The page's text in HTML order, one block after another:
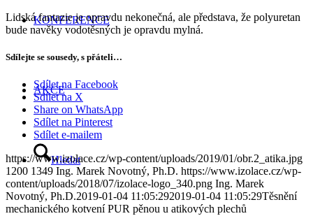
KONFERENCE
AKCE
Hledat
Lidská fantazie je opravdu nekonečná, ale představa, že polyuretan
bude navěky vodotěsných je opravdu mylná.
Sdílejte se sousedy, s přáteli…
Sdílet na Facebook
Sdílet na X
Share on WhatsApp
Sdílet na Pinterest
Sdílet e-mailem
https://www.izolace.cz/wp-content/uploads/2019/01/obr.2_atika.jpg
1200 1349 Ing. Marek Novotný, Ph.D. https://www.izolace.cz/wp-
content/uploads/2018/07/izolace-logo_340.png Ing. Marek
Novotný, Ph.D.2019-01-04 11:05:292019-01-04 11:05:29Těsnění
mechanického kotvení PUR pěnou u atikových plechů